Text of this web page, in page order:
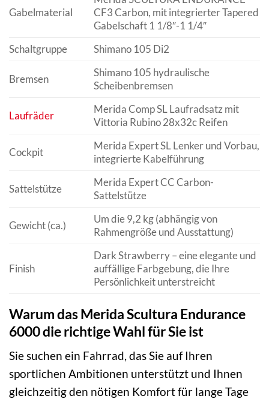
Gabelmaterial
CF3 Carbon, mit integrierter Tapered
Gabelschaft 1 1/8″-1 1/4″
Schaltgruppe
Shimano 105 Di2
Bremsen
Shimano 105 hydraulische
Scheibenbremsen
Laufräder
Merida Comp SL Laufradsatz mit
Vittoria Rubino 28x32c Reifen
Cockpit
Merida Expert SL Lenker und Vorbau,
integrierte Kabelführung
Sattelstütze
Merida Expert CC Carbon-
Sattelstütze
Gewicht (ca.)
Um die 9,2 kg (abhängig von
Rahmengröße und Ausstattung)
Finish
Dark Strawberry – eine elegante und
auffällige Farbgebung, die Ihre
Persönlichkeit unterstreicht
Warum das Merida Scultura Endurance
6000 die richtige Wahl für Sie ist
Sie suchen ein Fahrrad, das Sie auf Ihren
sportlichen Ambitionen unterstützt und Ihnen
gleichzeitig den nötigen Komfort für lange Tage